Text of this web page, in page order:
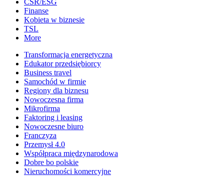
CSR/ESG
Finanse
Kobieta w biznesie
TSL
More
Transformacja energetyczna
Edukator przedsiębiorcy
Business travel
Samochód w firmie
Regiony dla biznesu
Nowoczesna firma
Mikrofirma
Faktoring i leasing
Nowoczesne biuro
Franczyza
Przemysł 4.0
Współpraca międzynarodowa
Dobre bo polskie
Nieruchomości komercyjne